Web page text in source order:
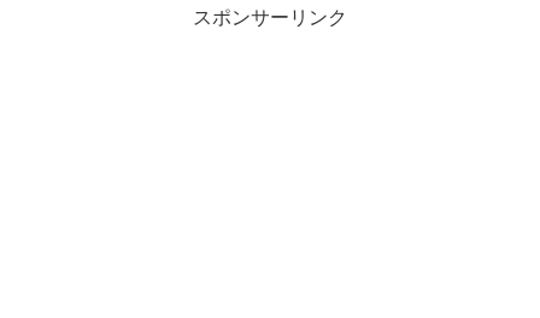
スポンサーリンク